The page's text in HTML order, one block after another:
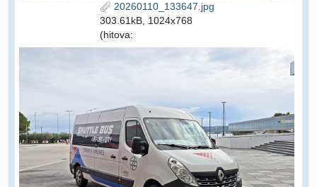
20260110_133647.jpg
303.61kB, 1024x768
(hitova: